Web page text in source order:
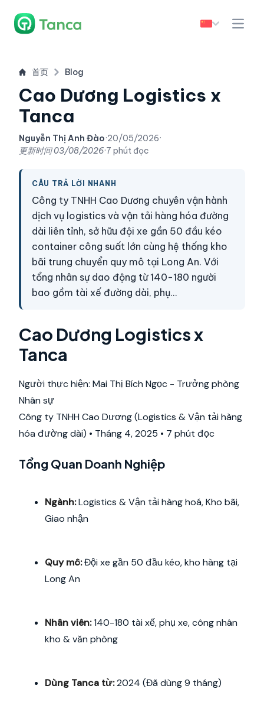
首页 Blog
Cao Dương Logistics x
Tanca
Nguyễn Thị Anh Đào·20/05/2026·
更新时间03/08/2026·7 phút đọc
CÂU TRẢ LỜI NHANH
Công ty TNHH Cao Dương chuyên vận hành
dịch vụ logistics và vận tải hàng hóa đường
dài liên tỉnh, sở hữu đội xe gần 50 đầu kéo
container công suất lớn cùng hệ thống kho
bãi trung chuyển quy mô tại Long An. Với
tổng nhân sự dao động từ 140-180 người
bao gồm tài xế đường dài, phụ…
Cao Dương Logistics x
Tanca
Người thực hiện: Mai Thị Bích Ngọc - Trưởng phòng
Nhân sự
Công ty TNHH Cao Dương (Logistics & Vận tải hàng
hóa đường dài) • Tháng 4, 2025 • 7 phút đọc
Tổng Quan Doanh Nghiệp
Ngành:Logistics & Vận tải hàng hoá, Kho bãi,
Giao nhận
Quy mô:Đội xe gần 50 đầu kéo, kho hàng tại
Long An
Nhân viên:140-180 tài xế, phụ xe, công nhân
kho & văn phòng
Dùng Tanca từ:2024 (Đã dùng 9 tháng)